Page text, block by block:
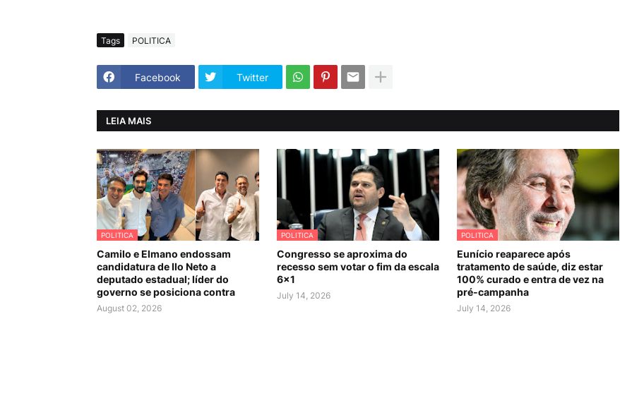
Tags POLITICA
Facebook Twitter
LEIA MAIS
POLITICA
Camilo e Elmano endossam
candidatura de Ilo Neto a
deputado estadual; líder do
governo se posiciona contra
August 02, 2026
POLITICA
Congresso se aproxima do
recesso sem votar o fim da escala
6×1
July 14, 2026
POLITICA
Eunício reaparece após
tratamento de saúde, diz estar
100% curado e entra de vez na
pré-campanha
July 14, 2026